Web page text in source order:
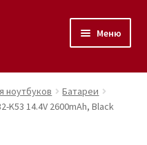
Меню
ноутбуков
Батареи
K53 14.4V 2600mAh, Black